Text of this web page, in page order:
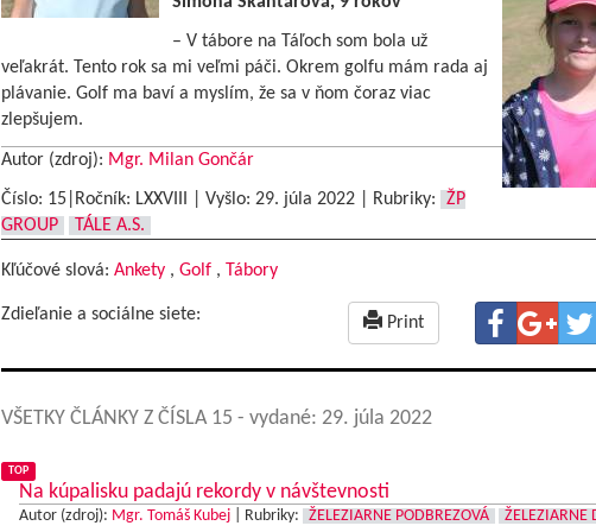
– V tábore na Táľoch som bola už
veľakrát. Tento rok sa mi veľmi páči. Okrem golfu mám rada aj
plávanie. Golf ma baví a myslím, že sa v ňom čoraz viac
zlepšujem.
Autor (zdroj): Mgr. Milan Gončár
Číslo: 15|Ročník: LXXVIII | Vyšlo: 29. júla 2022| Rubriky:
ŽP
GROUP
TÁLE A.S.
Kľúčové slová: Ankety, Golf, Tábory
Zdieľanie a sociálne siete: Print
VŠETKY ČLÁNKY Z ČÍSLA 15 - vydané: 29. júla 2022
TOP
Na kúpalisku padajú rekordy v návštevnosti
Autor (zdroj): Mgr. Tomáš Kubej| Rubriky: ŽELEZIARNE PODBREZOVÁ ŽELEZIARNE